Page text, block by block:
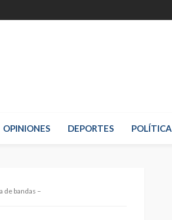
OPINIONES DEPORTES POLÍTICA
de bandas –